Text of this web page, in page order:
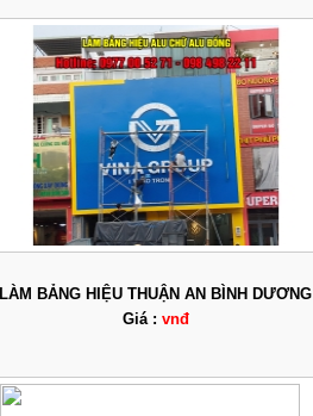
LÀM BẢNG HIỆU THUẬN AN BÌNH DƯƠNG
Giá : vnđ